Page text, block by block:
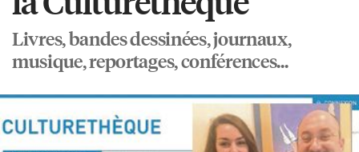
Livres, bandes dessinées, journaux,
musique, reportages, conférences...